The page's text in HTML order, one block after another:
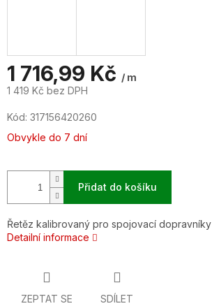
1 716,99 Kč / m
1 419 Kč bez DPH
cena:
Kód: 317156420260
Obvykle do 7 dní
Přidat do košíku
Řetěz kalibrovaný pro spojovací dopravníky
Detailní informace
ZEPTAT SE SDÍLET